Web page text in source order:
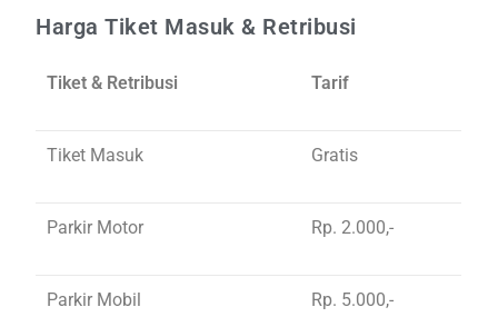
Harga Tiket Masuk & Retribusi
Tiket & Retribusi Tarif
Tiket Masuk Gratis
Parkir Motor Rp. 2.000,-
Parkir Mobil Rp. 5.000,-